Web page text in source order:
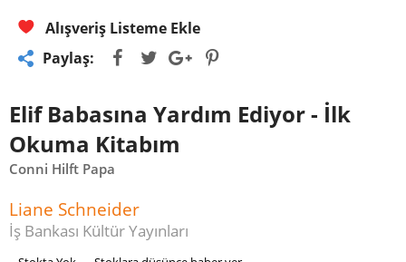
Alışveriş Listeme Ekle
Paylaş:
Elif Babasına Yardım Ediyor - İlk
Okuma Kitabım
Conni Hilft Papa
Liane Schneider
İş Bankası Kültür Yayınları